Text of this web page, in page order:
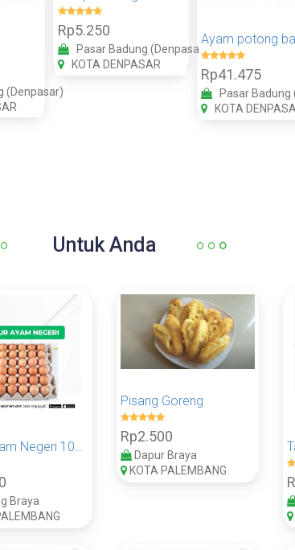
(Denpasar)
Rp5.250
Pasar Badung (Denpasar)
KOTA DENPASAR
Rp41.475
Pasar Badung
KOTA
Untuk Anda
Braya
Pisang Goreng
Rp2.500
Dapur Braya
KOTA PALEMBANG